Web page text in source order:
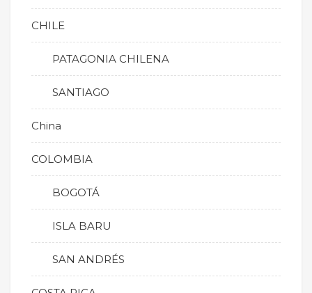
CHILE
PATAGONIA CHILENA
SANTIAGO
China
COLOMBIA
BOGOTÁ
ISLA BARU
SAN ANDRÉS